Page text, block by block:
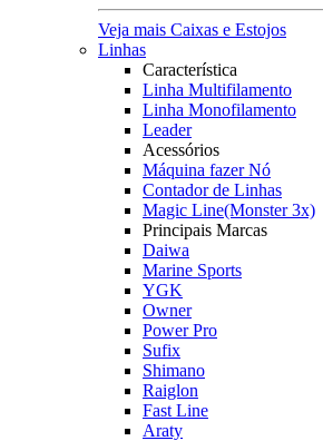
Veja mais Caixas e Estojos
Linhas
Característica
Linha Multifilamento
Linha Monofilamento
Leader
Acessórios
Máquina fazer Nó
Contador de Linhas
Magic Line(Monster 3x)
Principais Marcas
Daiwa
Marine Sports
YGK
Owner
Power Pro
Sufix
Shimano
Raiglon
Fast Line
Araty